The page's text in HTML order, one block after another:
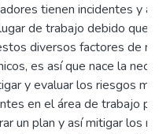
tienen incidentes y
de trabajo debido que
diversos factores de
es así que nace la
y evaluar los riesgos
en el área de trabajo
un plan y así mitigar los